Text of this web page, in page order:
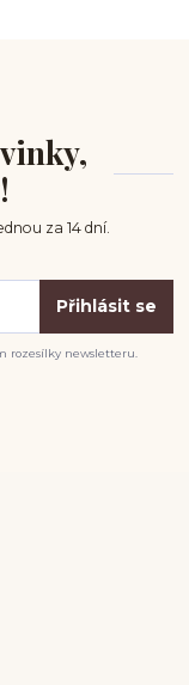
za 14 dní.
Přihlásit se
rozesílky newsletteru.